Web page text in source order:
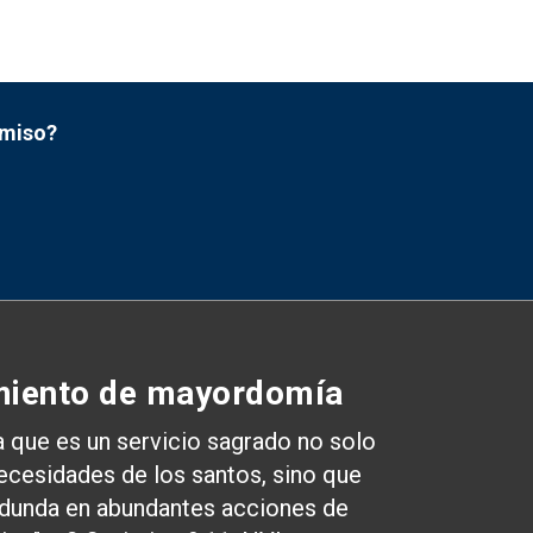
de mayordomía
que es un servicio sagrado no solo
de los santos, sino que
en abundantes acciones de